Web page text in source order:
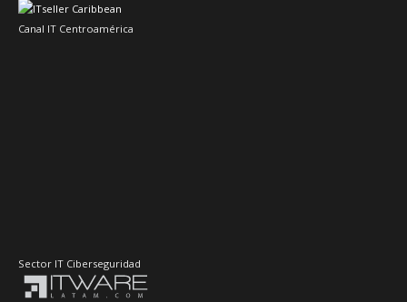
Canal IT Centroamérica
Sector IT Ciberseguridad